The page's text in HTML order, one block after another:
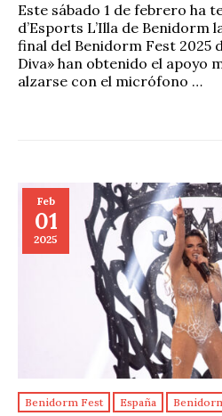
Este sábado 1 de febrero ha
d’Esports L’Illa de Benidorm
final del Benidorm Fest 2025
Diva» han obtenido el apoyo
alzarse con el micrófono …
Feb
01
2025
Benidorm Fest España